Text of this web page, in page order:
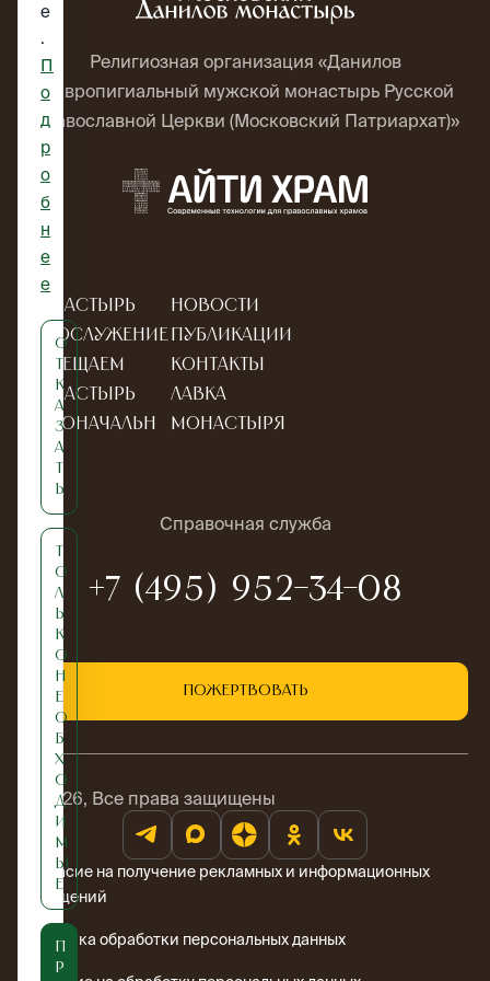
Религиозная организация «Данилов
ставропигиальный мужской монастырь Русской
Православной Церкви (Московский Патриархат)»
Монастырь
Богослужение
Посещаем
монастырь
Новоначальн
Новости
Публикации
Контакты
Лавка
монастыря
Справочная служба
+7 (495) 952-34-08
Пожертвовать
© 2026, Все права защищены
Согласие на получение рекламных и информационных
сообщений
Политика обработки персональных данных
e
.
П
о
д
р
о
б
н
е
е
О
т
к
а
з
а
т
ь
Т
о
л
ь
к
о
н
е
о
б
х
о
д
и
м
ы
е
П
р